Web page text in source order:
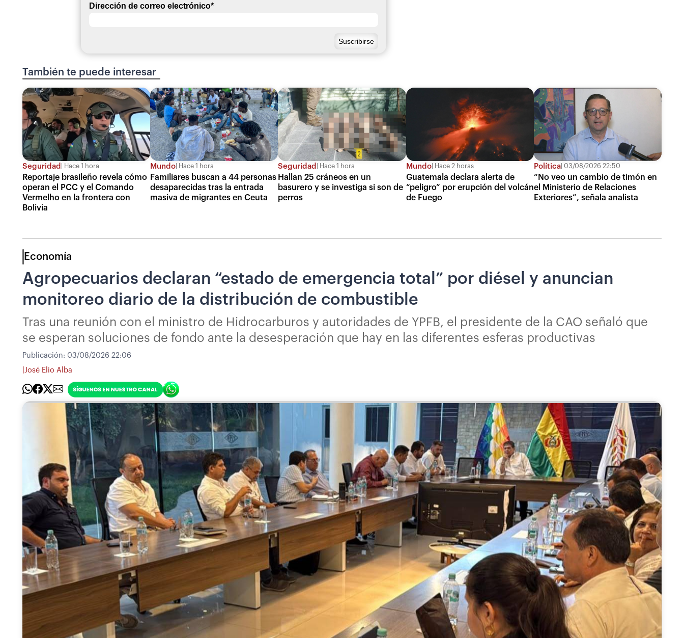
Dirección de correo electrónico*
También te puede interesar
Seguridad Hace 1 hora
Reportaje brasileño revela cómo
operan el PCC y el Comando
Vermelho en la frontera con
Bolivia
Mundo Hace 1 hora
Familiares buscan a 44 personas
desaparecidas tras la entrada
masiva de migrantes en Ceuta
Seguridad Hace 1 hora
Hallan 25 cráneos en un
basurero y se investiga si son de
perros
Mundo Hace 2 horas
Guatemala declara alerta de
“peligro” por erupción del volcán
de Fuego
Política 03/08/2026 22:50
“No veo un cambio de timón en
el Ministerio de Relaciones
Exteriores”, señala analista
Economía
Agropecuarios declaran “estado de emergencia total” por diésel y anuncian
monitoreo diario de la distribución de combustible
Tras una reunión con el ministro de Hidrocarburos y autoridades de YPFB, el presidente de la CAO señaló que
se esperan soluciones de fondo ante la desesperación que hay en las diferentes esferas productivas
Publicación: 03/08/2026 22:06
José Elio Alba